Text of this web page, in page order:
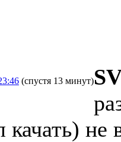
(спустя 13 минут)
качать) не